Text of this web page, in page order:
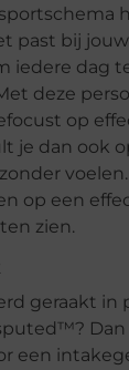
past bij
iedere dag
deze
op
je dan ook
op een
zien.
geraakt in
Dan
een